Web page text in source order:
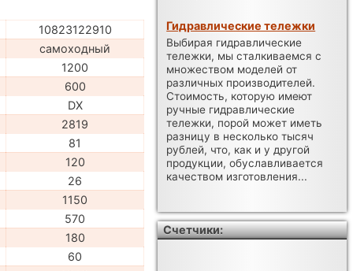
10823122910
самоходный
1200
600
DX
2819
81
120
26
1150
570
180
60
Гидравлические тележки
Выбирая гидравлические
тележки, мы сталкиваемся с
множеством моделей от
различных производителей.
Стоимость, которую имеют
ручные гидравлические
тележки, порой может иметь
разницу в несколько тысяч
рублей, что, как и у другой
продукции, обуславливается
качеством изготовления...
Счетчики: